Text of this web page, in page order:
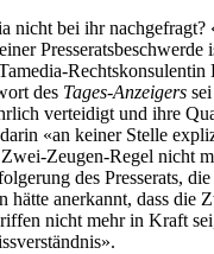
nicht bei ihr
Presseratsbeschwerde
Rechtskonsulentin
des Tages-Anzeigers
verteidigt und ihre
«an keiner Stelle
Zeugen-Regel nicht
des Presserats, die
hätte anerkannt, dass die
nicht mehr in Kraft